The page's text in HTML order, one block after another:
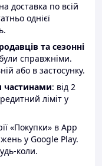
доставка по всій
однієї
та сезонні
справжніми.
або в застосунку.
частинами: від 2
ліміт у
«Покупки» в App
у Google Play.
коли.